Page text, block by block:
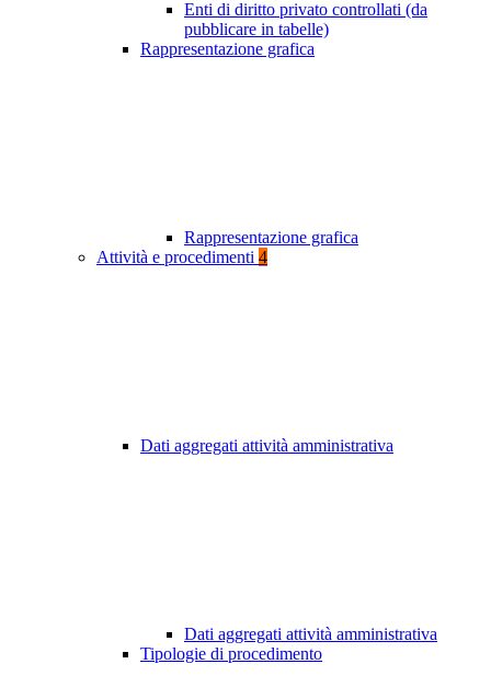
Enti di diritto privato controllati (da
pubblicare in tabelle)
Rappresentazione grafica
Rappresentazione grafica
Attività e procedimenti 4
Dati aggregati attività amministrativa
Dati aggregati attività amministrativa
Tipologie di procedimento